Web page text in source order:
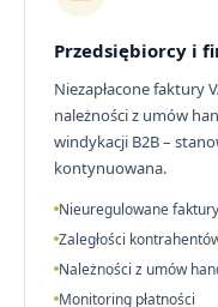
Przedsiębiorcy i
Niezapłacone faktury
należności z umów
windykacji B2B –
kontynuowana.
Nieuregulowane
Zaległości
Należności z umów
Monitoring płatności